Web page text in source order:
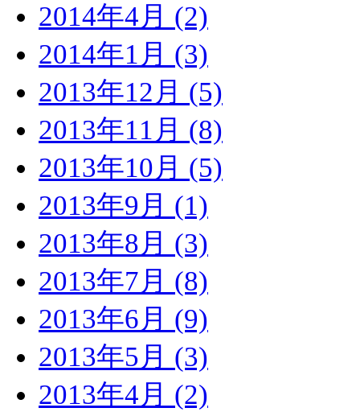
2014年4月 (2)
2014年1月 (3)
2013年12月 (5)
2013年11月 (8)
2013年10月 (5)
2013年9月 (1)
2013年8月 (3)
2013年7月 (8)
2013年6月 (9)
2013年5月 (3)
2013年4月 (2)